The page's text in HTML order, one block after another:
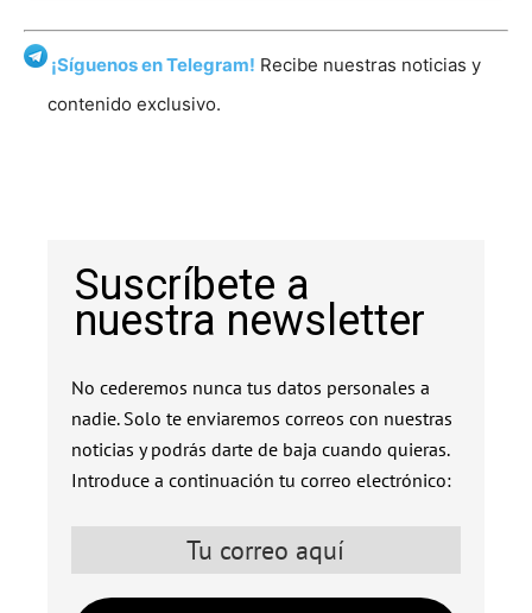
¡Síguenos en Telegram! Recibe nuestras noticias y
contenido exclusivo.
Suscríbete a
nuestra newsletter
No cederemos nunca tus datos personales a
nadie. Solo te enviaremos correos con nuestras
noticias y podrás darte de baja cuando quieras.
Introduce a continuación tu correo electrónico: